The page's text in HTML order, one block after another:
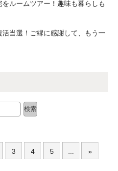
ルームツアー！趣味も暮らしも
当選！ご縁に感謝して、もう一
検索
3 4 5 ... »